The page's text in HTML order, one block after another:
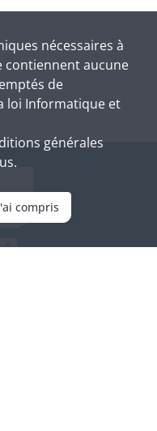
nécessaires à
contiennent aucune
de
loi Informatique et
générales
compris